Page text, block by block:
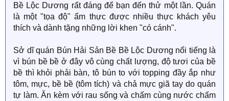
Bề Lộc Dương rất đáng để bạn đến thử một lần. Quán
là một "tọa độ" ẩm thực được nhiều thực khách yêu
thích và dành tặng những lời khen "có cánh".
Sở dĩ quán Bún Hải Sản Bề Bề Lộc Dương nổi tiếng là
vì bún bề bề ở đây vô cùng chất lượng, độ tươi của bề
bề thì khỏi phải bàn, tô bún to với topping đầy ắp như
tôm, mực, bề bề (tôm tích) và chả mực giã tay do quán
tự làm. Ăn kèm với rau sống và chấm cùng nước chấm